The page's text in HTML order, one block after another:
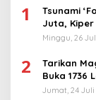
1
Tsunami
Juta, Kiper
Minggu, 26
2
Tarikan
Buka 1736
Jumat, 24 Juli